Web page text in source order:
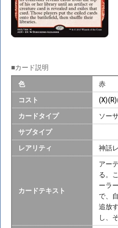
■カード説明
色 赤
コスト
カードタイプ ソー
サブタイプ
レアリティ 神話
カードテキスト
アー
る。
ーラ
で、
追放
し、